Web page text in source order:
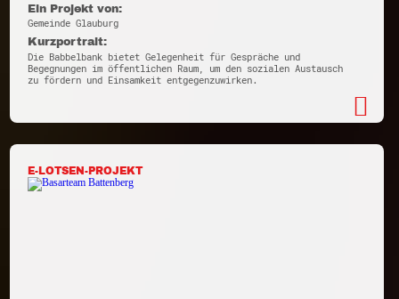
Ein Projekt von:
Gemeinde Glauburg
Kurzportrait:
Die Babbelbank bietet Gelegenheit für Gespräche und
Begegnungen im öffentlichen Raum, um den sozialen Austausch
zu fördern und Einsamkeit entgegenzuwirken.
E-LOTSEN-PROJEKT